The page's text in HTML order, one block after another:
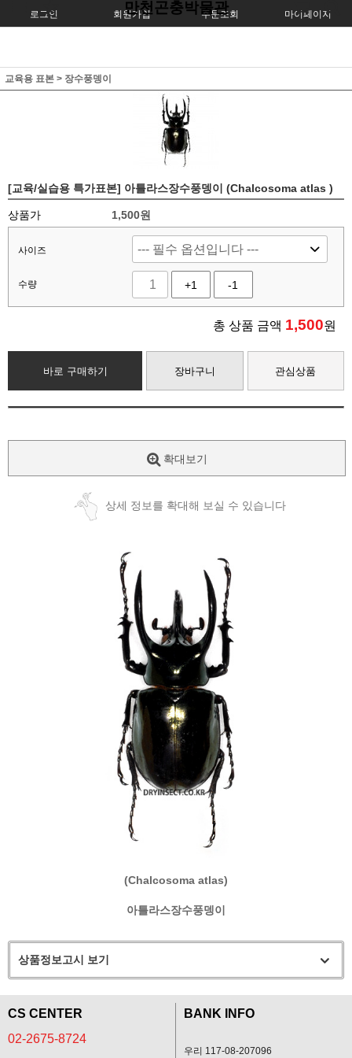
로그인 회원가입 주문조회 마이페이지
만천곤충박물관
교육용 표본 > 장수풍뎅이
[교육/실습용 특가표본] 아틀라스장수풍뎅이 (Chalcosoma atlas )
상품가 1,500원
사이즈
수량 +1 -1
총 상품 금액 1,500원
바로 구매하기 장바구니 관심상품
확대보기
상세 정보를 확대해 보실 수 있습니다
(Chalcosoma atlas)
아틀라스장수풍뎅이
상품정보고시 보기
CS CENTER
02-2675-8724
BANK INFO
우리 117-08-207096